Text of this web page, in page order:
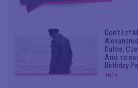
Don't Let
Dafoe,
Από το
Birthday
#ΝΕΑ